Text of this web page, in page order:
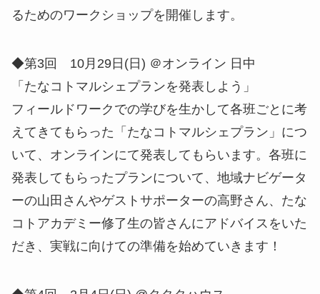
るためのワークショップを開催します。
◆第3回 10月29日(日) ＠オンライン 日中
「たなコトマルシェプランを発表しよう」
フィールドワークでの学びを生かして各班ごとに考
えてきてもらった「たなコトマルシェプラン」につ
いて、オンラインにて発表してもらいます。各班に
発表してもらったプランについて、地域ナビゲータ
ーの山田さんやゲストサポーターの高野さん、たな
コトアカデミー修了生の皆さんにアドバイスをいた
だき、実戦に向けての準備を始めていきます！